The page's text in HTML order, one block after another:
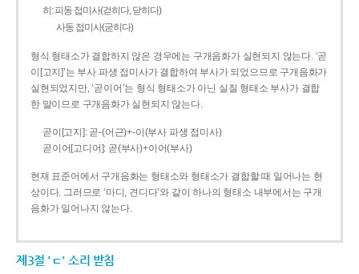
히: 피동 접미사(걷히다, 닫히다)
사동 접미사(굳히다)
형식 형태소가 결합하지 않은 경우에는 구개음화가 실현되지 않는다. ‘곧
이[고지]’는 부사 파생 접미사가 결합하여 부사가 되었으므로 구개음화가
실현되었지만, ‘곧이어’는 형식 형태소가 아닌 실질 형태소 부사가 결합
한 말이므로 구개음화가 실현되지 않는다.
곧이[고지]: 곧-­(어근)+­-이(부사 파생 접미사)
곧이어[고디어]: 곧(부사)+이어(부사)
현재 표준어에서 구개음화는 형태소와 형태소가 결합할 때 일어나는 현
상이다. 그러므로 ‘마디, 견디다’와 같이 하나의 형태소 내부에서는 구개
음화가 일어나지 않는다.
제3절 'ㄷ' 소리 받침